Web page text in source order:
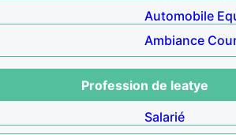
Automobile
Ambiance
Profession de leatye
Salarié